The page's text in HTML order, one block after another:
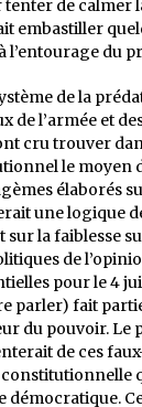
tenter de calmer
embastiller
l’entourage du
de la
de l’armée et
cru trouver
le moyen
élaborés
une logique
la faiblesse
de
pour le 4
parler) fait
du pouvoir. Le
de ces